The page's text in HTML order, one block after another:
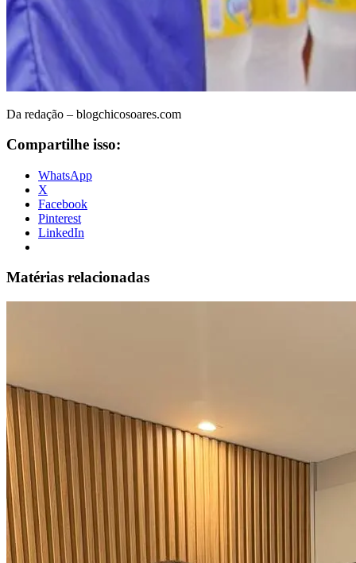
Da redação – blogchicosoares.com
Compartilhe isso:
WhatsApp
X
Facebook
Pinterest
LinkedIn
Matérias relacionadas